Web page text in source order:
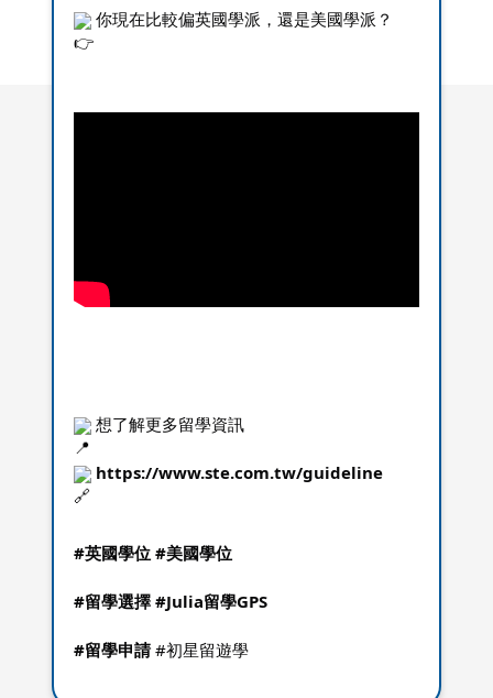
你現在比較偏英國學派，還是美國學派？
想了解更多留學資訊
https://www.ste.com.tw/guideline
#英國學位 #美國學位
#留學選擇 #Julia留學GPS
#留學申請 #初星留遊學